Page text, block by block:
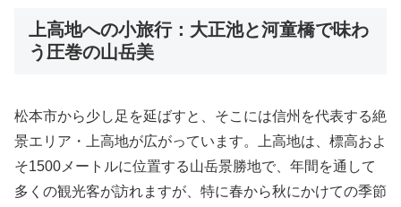
上高地への小旅行：大正池と河童橋で味わ
う圧巻の山岳美
松本市から少し足を延ばすと、そこには信州を代表する絶
景エリア・上高地が広がっています。上高地は、標高およ
そ1500メートルに位置する山岳景勝地で、年間を通して
多くの観光客が訪れますが、特に春から秋にかけての季節